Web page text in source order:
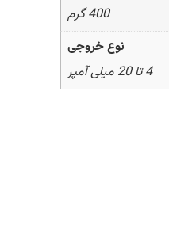
400 گرم
نوع خروجی
4 تا 20 میلی آمپر